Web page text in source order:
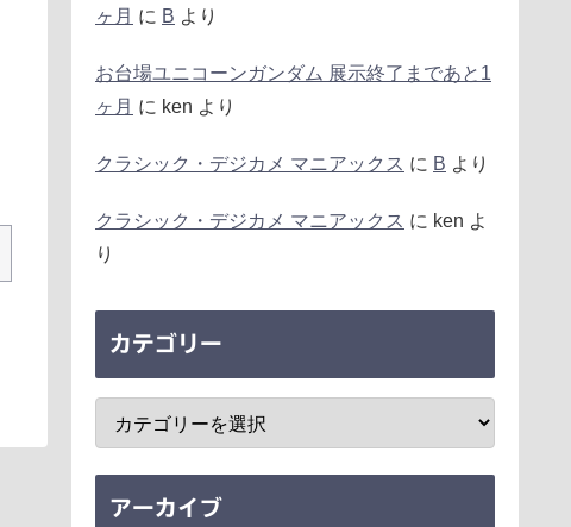
ヶ月 に B より
お台場ユニコーンガンダム 展示終了まであと1
ヶ月 に ken より
クラシック・デジカメ マニアックス に B より
クラシック・デジカメ マニアックス に ken よ
り
カテゴリー
アーカイブ